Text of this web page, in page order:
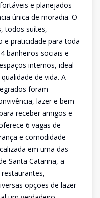
e planejados
única de moradia. O
todos suítes,
e praticidade para toda
banheiros sociais e
internos, ideal
de vida. A
foram
lazer e bem-
receber amigos e
6 vagas de
e comodidade
em uma das
Santa Catarina, a
opções de lazer